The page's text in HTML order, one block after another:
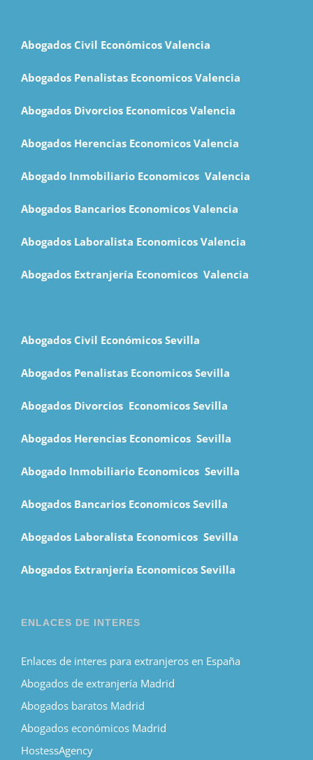
Abogados Civil Económicos Valencia
Abogados Penalistas Economicos Valencia
Abogados Divorcios Economicos Valencia
Abogados Herencias Economicos Valencia
Abogado Inmobiliario Economicos Valencia
Abogados Bancarios Economicos Valencia
Abogados Laboralista Economicos Valencia
Abogados Extranjería Economicos Valencia
Abogados Civil Económicos Sevilla
Abogados Penalistas Economicos Sevilla
Abogados Divorcios Economicos Sevilla
Abogados Herencias Economicos Sevilla
Abogado Inmobiliario Economicos Sevilla
Abogados Bancarios Economicos Sevilla
Abogados Laboralista Economicos Sevilla
Abogados Extranjería Economicos Sevilla
ENLACES DE INTERES
Enlaces de interes para extranjeros en España
Abogados de extranjería Madrid
Abogados baratos Madrid
Abogados económicos Madrid
HostessAgency